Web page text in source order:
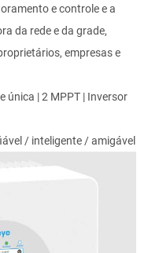
e controle e a
da rede e da grade,
empresas e
única | 2 MPPT | Inversor
/ inteligente / amigável